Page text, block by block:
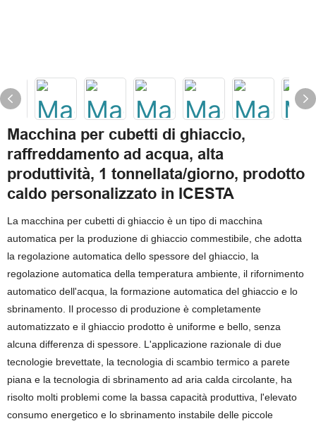
Macchina per cubetti di ghiaccio,
raffreddamento ad acqua, alta
produttività, 1 tonnellata/giorno, prodotto
caldo personalizzato in ICESTA
La macchina per cubetti di ghiaccio è un tipo di macchina
automatica per la produzione di ghiaccio commestibile, che adotta
la regolazione automatica dello spessore del ghiaccio, la
regolazione automatica della temperatura ambiente, il rifornimento
automatico dell'acqua, la formazione automatica del ghiaccio e lo
sbrinamento. Il processo di produzione è completamente
automatizzato e il ghiaccio prodotto è uniforme e bello, senza
alcuna differenza di spessore. L'applicazione razionale di due
tecnologie brevettate, la tecnologia di scambio termico a parete
piana e la tecnologia di sbrinamento ad aria calda circolante, ha
risolto molti problemi come la bassa capacità produttiva, l'elevato
consumo energetico e lo sbrinamento instabile delle piccole